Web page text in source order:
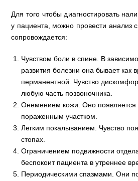
Для того чтобы диагностировать
у пациента, можно провести анализ
сопровождается:
Чувством боли в спине. В
развития болезни она бывает как
перманентной. Чувство
любую часть позвоночника.
Онемением кожи. Оно появляется
пораженным участком.
Легким покалыванием. Чувство
стопах.
Ограничением подвижности
беспокоит пациента в утреннее
Периодическими спазмами. Они